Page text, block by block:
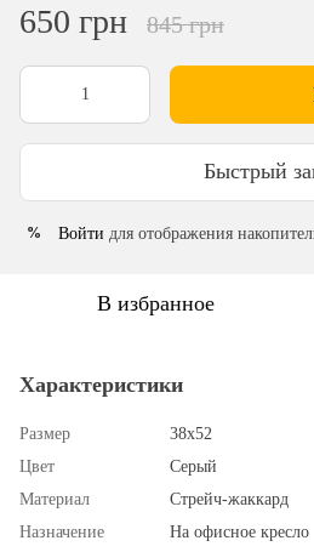
650 грн 845 грн
Быстрый
% Войти для отображения
В избранное
Характеристики
Размер
38х52
Цвет
Серый
Материал
Стрейч-жаккард
Назначение
На офисное кресло